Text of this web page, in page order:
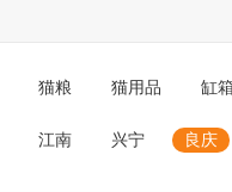
猫粮 猫用品 缸
江南 兴宁 良庆